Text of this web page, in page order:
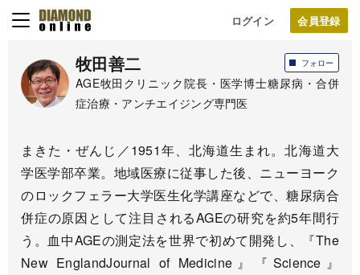
ログイン
フォロー
牧田善二
AGE牧田クリニック院長・医学博士糖尿病・合併
症治療・アンチエイジング専門医
まきた・ぜんじ／1951年、北海道生まれ。北海道大
学医学部卒業。地域医療に従事した後、ニューヨーク
のロックフェラー大学医生化学講座などで、糖尿病合
併症の原因として注目されるAGEの研究を約5年間行
う。血中AGEの測定法を世界で初めて開発し、『The
New EnglandJournal of Medicine』『Science』